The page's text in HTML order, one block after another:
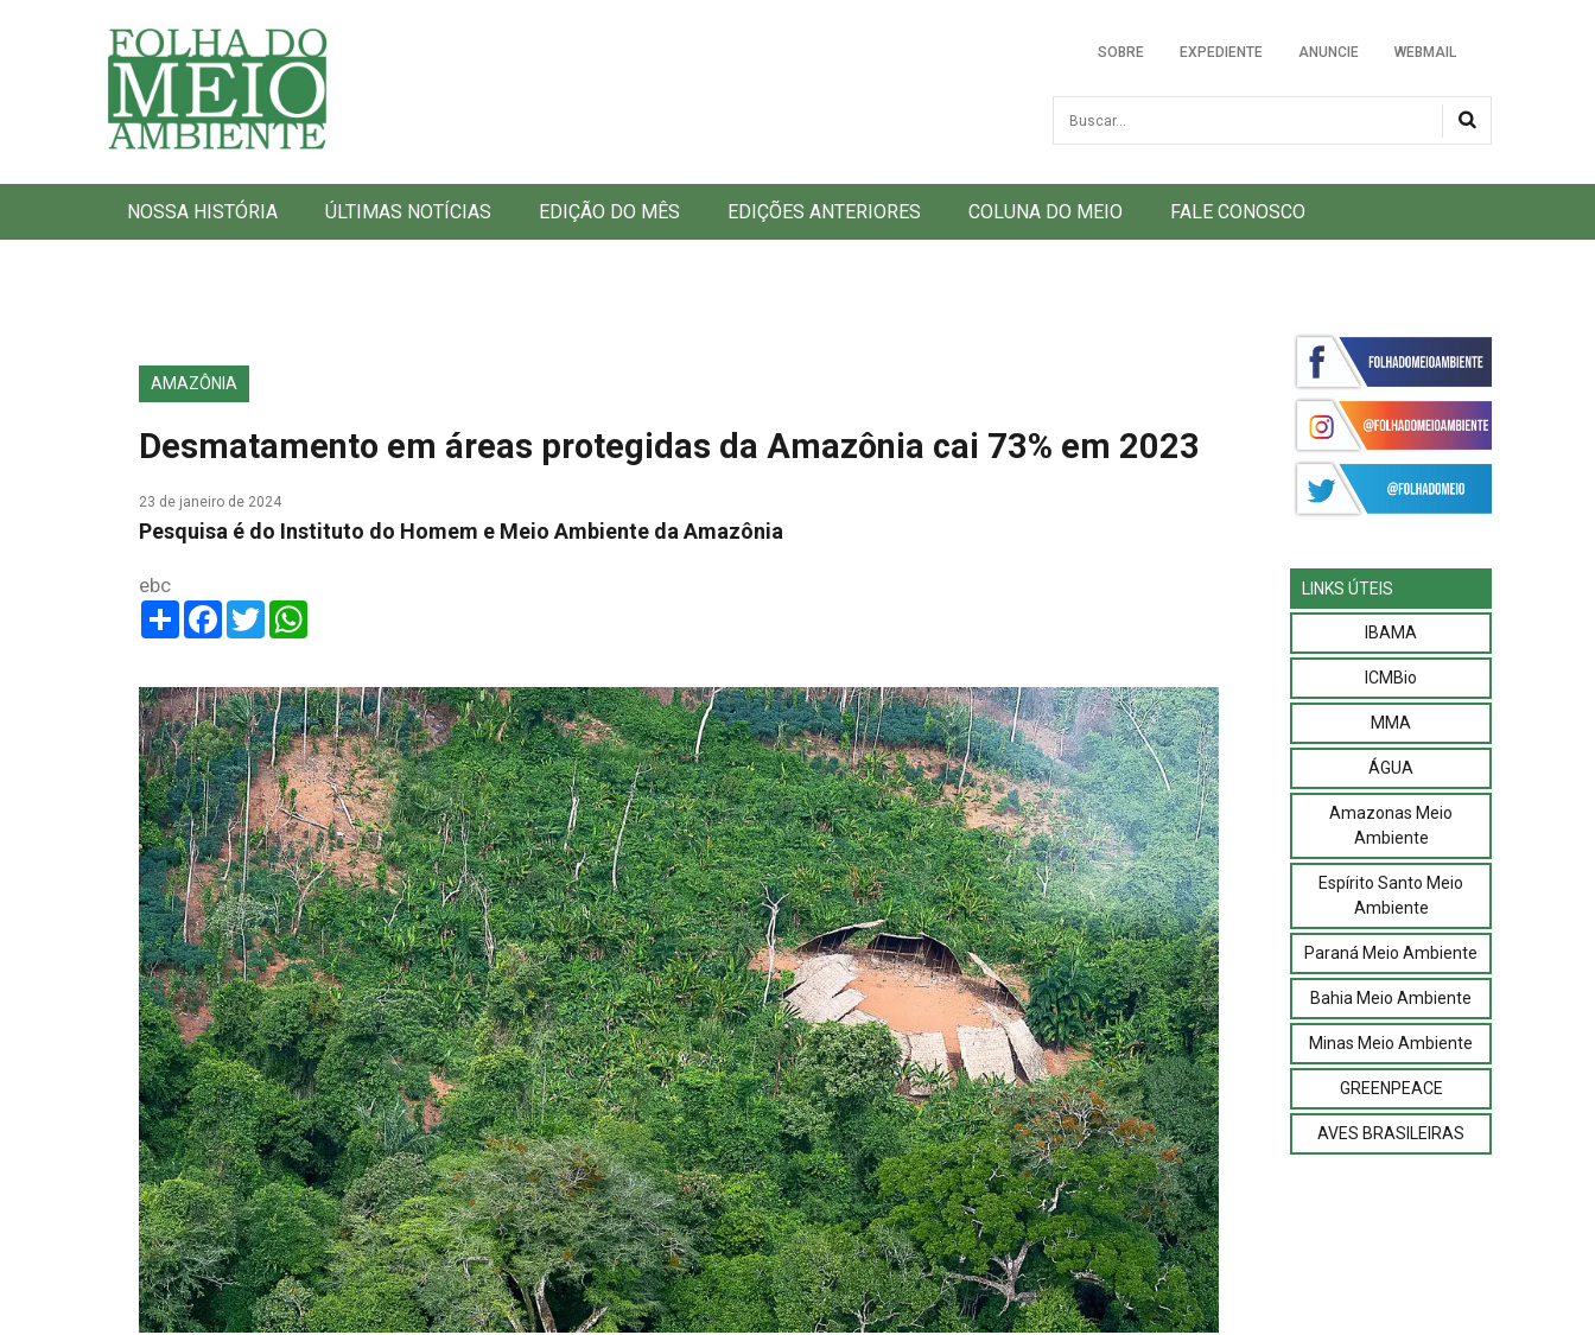
Folha do Meio Ambiente
SOBRE EXPEDIENTE ANUNCIE WEBMAIL
Busca
NOSSA HISTÓRIA ÚLTIMAS NOTÍCIAS EDIÇÃO DO MÊS EDIÇÕES ANTERIORES COLUNA DO MEIO FALE CONOSCO
AMAZÔNIA
Desmatamento em áreas protegidas da Amazônia cai 73% em 2023
23 de janeiro de 2024
Pesquisa é do Instituto do Homem e Meio Ambiente da Amazônia
ebc
ShareFacebook
Twitter
LINKS ÚTEIS
IBAMA
ICMBio
MMA
ÁGUA
Amazonas Meio
Ambiente
Espírito Santo Meio
Ambiente
Paraná Meio Ambiente
Bahia Meio Ambiente
Minas Meio Ambiente
GREENPEACE
AVES BRASILEIRAS